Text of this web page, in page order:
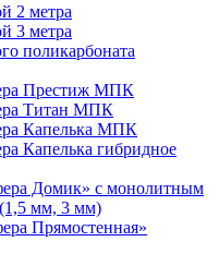
2 метра
3 метра
поликарбоната
Престиж МПК
Титан МПК
Капелька МПК
Капелька гибридное
Домик» с монолитным
мм, 3 мм)
Прямостенная»